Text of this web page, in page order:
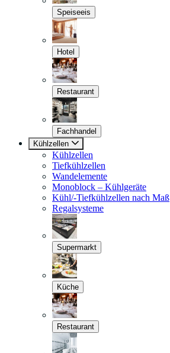
Speiseeis
Hotel
Restaurant
Fachhandel
Kühlzellen
Kühlzellen
Tiefkühlzellen
Wandelemente
Monoblock – Kühlgeräte
Kühl/-Tiefkühlzellen nach Maß
Regalsysteme
Supermarkt
Küche
Restaurant